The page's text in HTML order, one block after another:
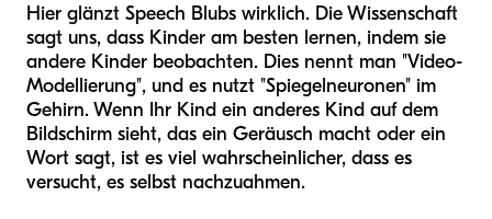
Hier glänzt Speech Blubs wirklich. Die Wissenschaft
sagt uns, dass Kinder am besten lernen, indem sie
andere Kinder beobachten. Dies nennt man "Video-
Modellierung", und es nutzt "Spiegelneuronen" im
Gehirn. Wenn Ihr Kind ein anderes Kind auf dem
Bildschirm sieht, das ein Geräusch macht oder ein
Wort sagt, ist es viel wahrscheinlicher, dass es
versucht, es selbst nachzuahmen.